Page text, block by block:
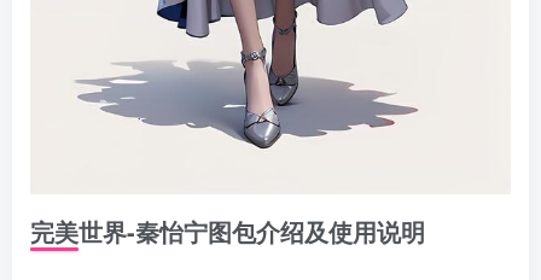
完美世界-秦怡宁图包介绍及使用说明